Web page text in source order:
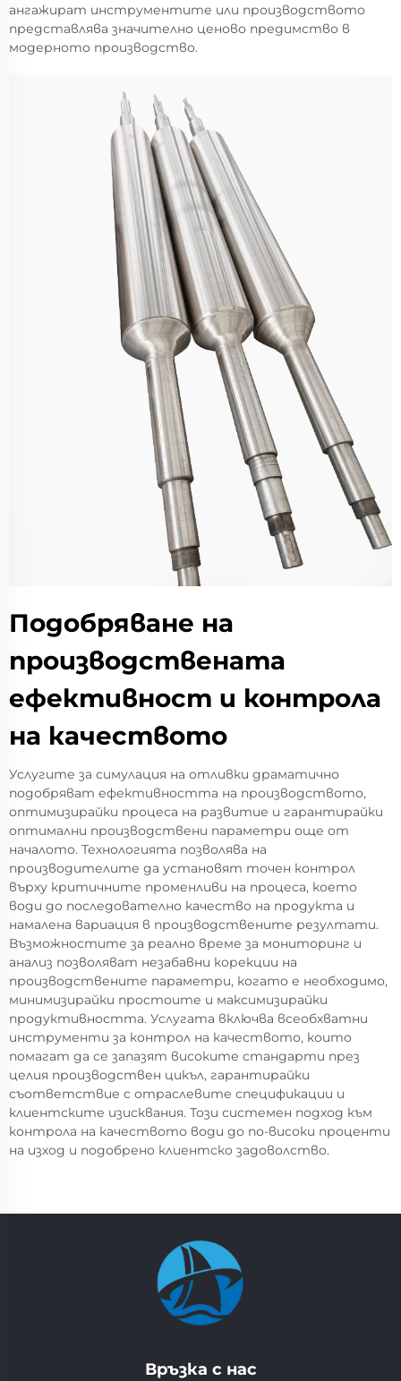
ангажират инструментите или производството
представлява значително ценово предимство в
модерното производство.
Подобряване на
производствената
ефективност и контрола
на качеството
Услугите за симулация на отливки драматично
подобряват ефективността на производството,
оптимизирайки процеса на развитие и гарантирайки
оптимални производствени параметри още от
началото. Технологията позволява на
производителите да установят точен контрол
върху критичните променливи на процеса, което
води до последователно качество на продукта и
намалена вариация в производствените резултати.
Възможностите за реално време за мониторинг и
анализ позволяват незабавни корекции на
производствените параметри, когато е необходимо,
минимизирайки простоите и максимизирайки
продуктивността. Услугата включва всеобхватни
инструменти за контрол на качеството, които
помагат да се запазят високите стандарти през
целия производствен цикъл, гарантирайки
съответствие с отраслевите спецификации и
клиентските изисквания. Този системен подход към
контрола на качеството води до по-високи проценти
на изход и подобрено клиентско задоволство.
Връзка с нас